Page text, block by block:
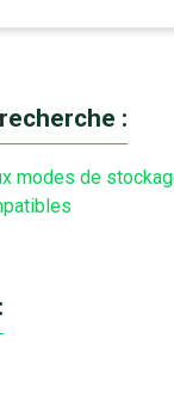
:
modes de